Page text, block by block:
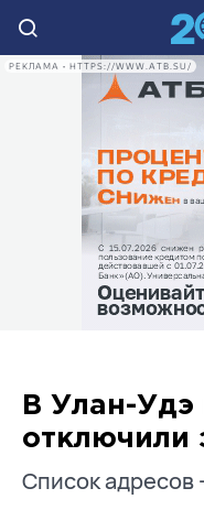
РЕКЛАМА • HTTPS://WWW.ATB.SU/
В Улан-
отключили
Список адресов